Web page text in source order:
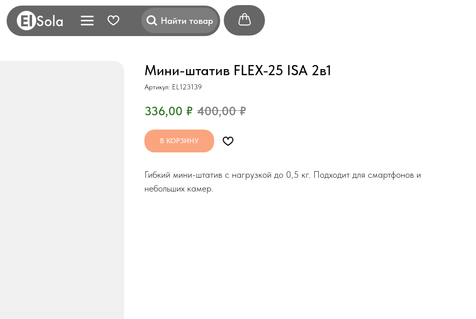
Найти товар
Мини-штатив FLEX-25 ISA 2в1
Артикул: EL123139
336,00 ₽ 400,00 ₽
В КОРЗИНУ
Гибкий мини-штатив с нагрузкой до 0,5 кг. Подходит для смартфонов и
небольших камер.